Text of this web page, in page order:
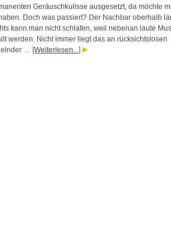
Geräuschkulisse ausgesetzt, da möchte
Doch was passiert? Der Nachbar oberhalb
kann man nicht schlafen, weil nebenan laute
werden. Nicht immer liegt das an rücksichtslosen
… [Weiterlesen...]